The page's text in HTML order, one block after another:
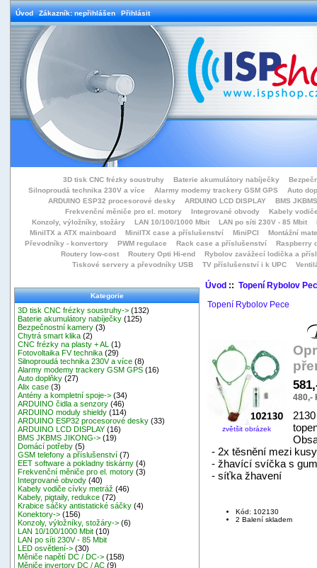
Úvod Zákazník: nepřihlášen Přihlásit
3D tisk CNC frézky soustruhy Baterie akumulátory nabíječky
Silnoproudá technika 230V a více
Alarmy modemy trackery GSM GPS
Auto
ARDUINO ESP32 procesorové desky
ARDUINO LCD DISPLAY
BMS
Frekvenční měniče pro el. motory
Integrované obvody
Kabely
Konzoly, výložníky, stožáry
LAN 10/100/1000 Mbit LAN po síti 230V - 85 Mbit
MiniITX a ATX mainboard
MiniITX case a příslušenství MiniPCI
Montážní
Převodníky - konvertory
PWM regulace Rack case a příslušenství
Raspberry
Routery low-cost
Routery Opti Hi-end
Rybolov zavážecí lodička a přísl
Tiskové servery a převodníky USB
TV příslušenství i k UPC
Kategorie
3D tisk CNC frézky soustruhy-> (132)
Baterie akumulátory nabíječky (125)
Bezpečnostní kamery (3)
Chytrá smart klika (2)
CNC frézky na plasty + AL
(1)
Fotovoltaika FV technika (29)
Silnoproudá technika 230V a více (8)
Alarmy modemy trackery GSM GPS (16)
Auto doplňky (27)
Alix case (3)
Antény a kompletní spoje-> (34)
ARDUINO čidla a senzory (46)
ARDUINO moduly shieldy (114)
ARDUINO ESP32 procesorové desky (33)
ARDUINO LCD DISPLAY (16)
BMS JKBMS JIKONG-> (19)
Domácí potřeby (5)
GSM telefony a příslušenství (7)
EET software a pokladny tiskárny (4)
Frekvenční měniče pro el. motory (3)
Integrované obvody (40)
Kabely vodiče cívky metráž (46)
Kabely, pigtaily, redukce (72)
Krabice sáčky antistatické sáčky (4)
Konektory-> (156)
Konzoly, výložníky, stožáry-> (6)
LAN 10/100/1000 Mbit (10)
LAN po síti 230V - 85 Mbit
LED osvětlení-> (30)
Měniče napětí DC / DC-> (158)
Měniče invertory DC / AC (9)
Úvod:: Topení Rybolov
Topení Rybolov Pece
zvětšit obrázek
480,-
- 2x těsnění mezi
- žhavící svíčka s
- síťka žhavení
Kód: 102130
2 Balení skladem